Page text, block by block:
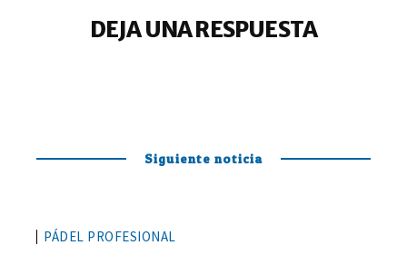
DEJA UNA RESPUESTA
Siguiente noticia
PÁDEL PROFESIONAL